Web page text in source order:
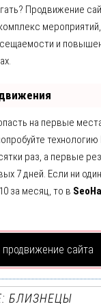
Продвижение
и
на первые
технологию
раз, а первые
7 дней. Если ни
за месяц, то в
продвижение сайта
БЛИЗНЕЦЫ